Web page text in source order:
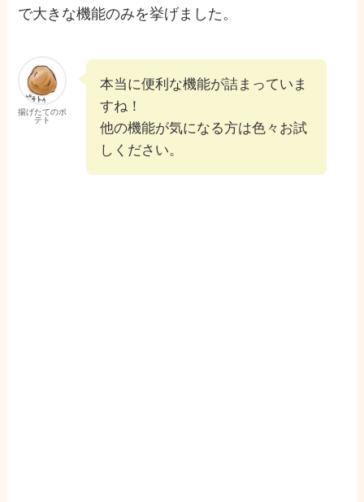
で大きな機能のみを挙げました。
揚げたてのポ
テト
本当に便利な機能が詰まっていま
すね！
他の機能が気になる方は色々お試
しください。